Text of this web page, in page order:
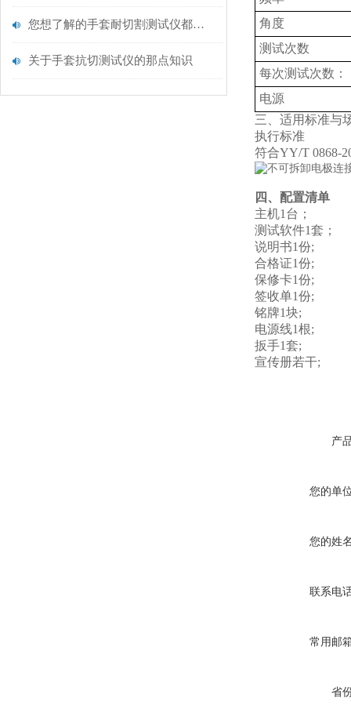
您想了解的手套耐切割测试仪都在这里了
关于手套抗切测试仪的那点知识
角度
测试次数
每次测试次数：
电源
三、适用标准与
执行标准
符合YY/T 0868-
四、配置清单
主机1台；
测试软件1套；
说明书1份;
合格证1份;
保修卡1份;
签收单1份;
铭牌1块;
电源线1根;
扳手1套;
宣传册若干;
产
您的单
您的姓
联系电
常用邮
省